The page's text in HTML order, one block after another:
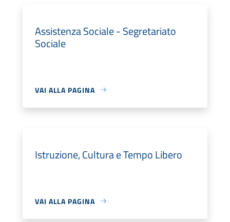
Assistenza Sociale - Segretariato
Sociale
VAI ALLA PAGINA
Istruzione, Cultura e Tempo Libero
VAI ALLA PAGINA